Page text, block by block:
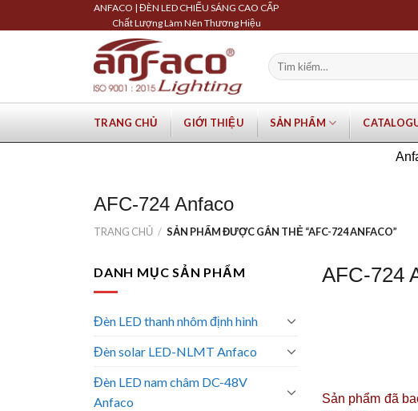
to
ANFACO | ĐÈN LED CHIẾU SÁNG CAO CẤP
Chất Lượng Làm Nên Thương Hiệu
Tìm
kiếm:
TRANG CHỦ GIỚI THIỆU SẢN PHẨM
AFC-724 Anfaco
TRANG CHỦ / SẢN PHẨM ĐƯỢC GẮN THẺ “AFC-724 ANFACO”
DANH MỤC SẢN PHẨM
Đèn LED thanh nhôm định hình
Đèn solar LED-NLMT Anfaco
Đèn LED nam châm DC-48V
Anfaco
AFC-724
Sản phẩm đã